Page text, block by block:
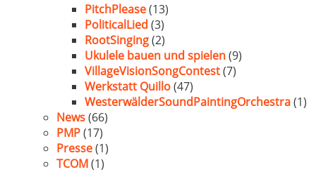
PitchPlease(13)
PoliticalLied (3)
RootSinging(2)
Ukulele bauen und spielen(9)
VillageVisionSongContest(7)
Werkstatt Quillo(47)
WesterwälderSoundPaintingOrchestra(1)
News(66)
PMP(17)
Presse(1)
TCOM(1)